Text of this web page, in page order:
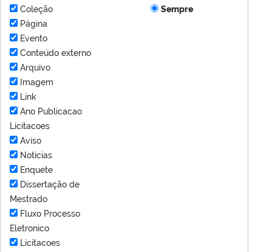
Coleção
Página
Evento
Conteúdo externo
Arquivo
Imagem
Link
Ano Publicacao
Licitacoes
Aviso
Notícias
Enquete
Dissertação de
Mestrado
Fluxo Processo
Eletronico
Licitacoes
Sempre